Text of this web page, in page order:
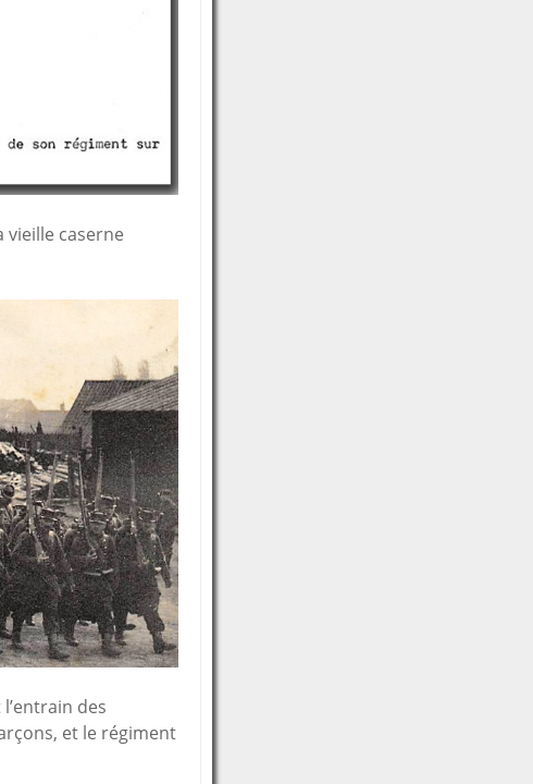
vieille caserne
des
et le régiment